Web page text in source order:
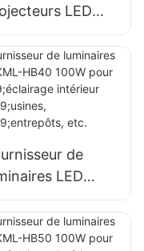
LED
FL2C 50W
l'éclairage
de
et de
de
LED
HB40 100W
l'éclairage
d'usines,